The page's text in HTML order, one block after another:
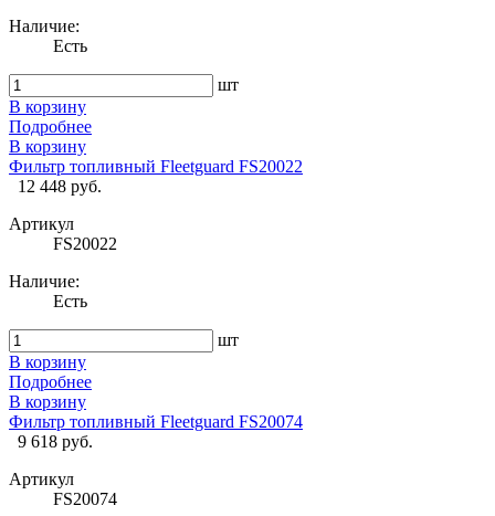
Наличие:
Есть
шт
В корзину
Подробнее
В корзину
Фильтр топливный Fleetguard FS20022
12 448 руб.
Артикул
FS20022
Наличие:
Есть
шт
В корзину
Подробнее
В корзину
Фильтр топливный Fleetguard FS20074
9 618 руб.
Артикул
FS20074